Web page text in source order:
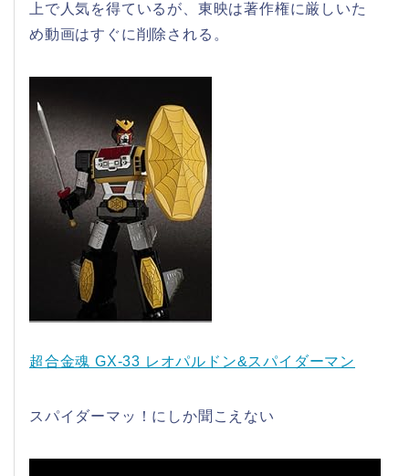
上で人気を得ているが、東映は著作権に厳しいた
め動画はすぐに削除される。
超合金魂 GX-33 レオパルドン&スパイダーマン
スパイダーマッ！にしか聞こえない